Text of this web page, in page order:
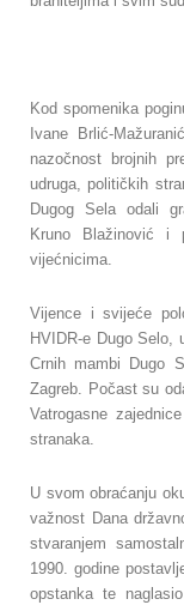
Kod spomenika
Ivane Brlić-
nazočnost brojnih
udruga, političkih
Dugog Sela odali
Kruno Blažinović i
vijećnicima.
Vijence i svijeće
HVIDR-e Dugo Selo,
Crnih mambi Dugo
Zagreb. Počast su
Vatrogasne
stranaka.
U svom obraćanju
važnost Dana
stvaranjem
1990. godine
opstanka te